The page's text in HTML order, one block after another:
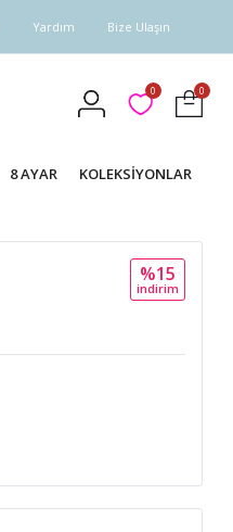
Yardım Bize Ulaşın
0 0
8 AYAR KOLEKSİYONLAR
%15
i̇ndi̇ri̇m